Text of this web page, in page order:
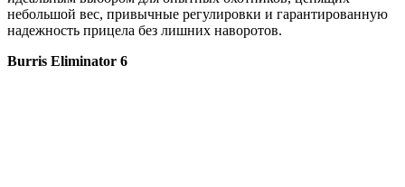
небольшой вес, привычные регулировки и гарантированную
надежность прицела без лишних наворотов.
Burris Eliminator 6